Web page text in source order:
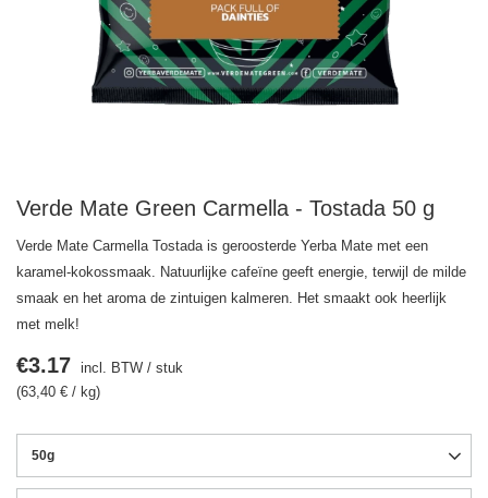
Verde Mate Green Carmella - Tostada 50 g
Verde Mate Carmella Tostada is geroosterde Yerba Mate met een
karamel-kokossmaak. Natuurlijke cafeïne geeft energie, terwijl de milde
smaak en het aroma de zintuigen kalmeren. Het smaakt ook heerlijk
met melk!
50g
€3.17 incl. BTW / stuk
(63,40 € / kg)